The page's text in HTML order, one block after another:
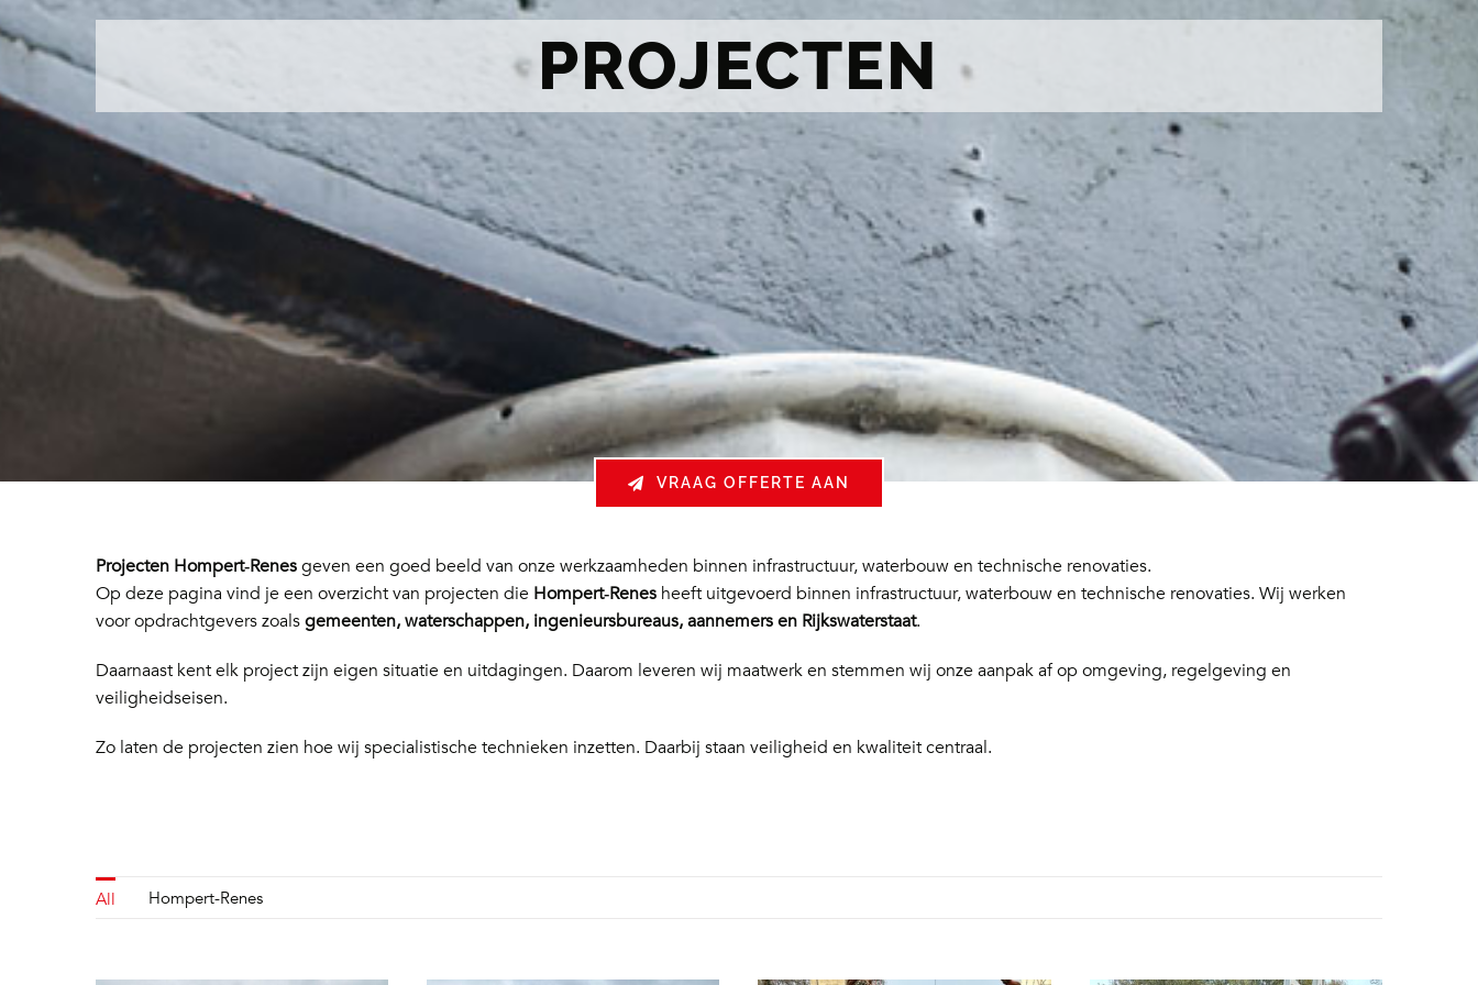
PROJECTEN
VRAAG OFFERTE AAN
Projecten Hompert‑Renesgeven een goed beeld van onze werkzaamheden binnen infrastructuur, waterbouw en technische renovaties.
Op deze pagina vind je een overzicht van projecten die Hompert‑Renesheeft uitgevoerd binnen infrastructuur, waterbouw en technische renovaties. Wij werken
voor opdrachtgevers zoalsgemeenten, waterschappen, ingenieursbureaus, aannemers en Rijkswaterstaat.
Daarnaast kent elk project zijn eigen situatie en uitdagingen. Daarom leveren wij maatwerk en stemmen wij onze aanpak af op omgeving, regelgeving en
veiligheidseisen.
Zo laten de projecten zien hoe wij specialistische technieken inzetten. Daarbij staan veiligheid en kwaliteit centraal.
All Hompert-Renes